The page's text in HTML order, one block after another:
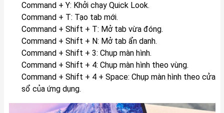
Command + Y: Khởi chạy Quick Look.
Command + T: Tạo tab mới.
Command + Shift + T: Mở tab vừa đóng.
Command + Shift + N: Mở tab ẩn danh.
Command + Shift + 3: Chụp màn hình.
Command + Shift + 4: Chụp màn hình theo vùng.
Command + Shift + 4 + Space: Chụp màn hình theo cửa
sổ của ứng dụng.